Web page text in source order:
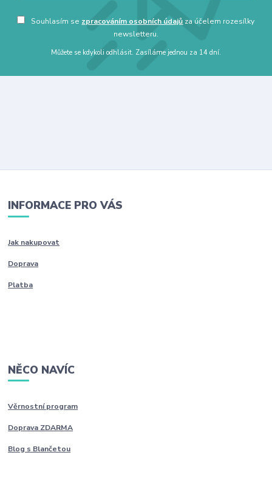
Souhlasím se zpracováním osobních údajů za účelem rozesílky
newsletteru.
Můžete se kdykoli odhlásit. Zasíláme jednou za 14 dní.
INFORMACE PRO VÁS
Jak nakupovat
Doprava
Platba
NĚCO NAVÍC
Věrnostní program
Doprava ZDARMA
Blog s Blančetou